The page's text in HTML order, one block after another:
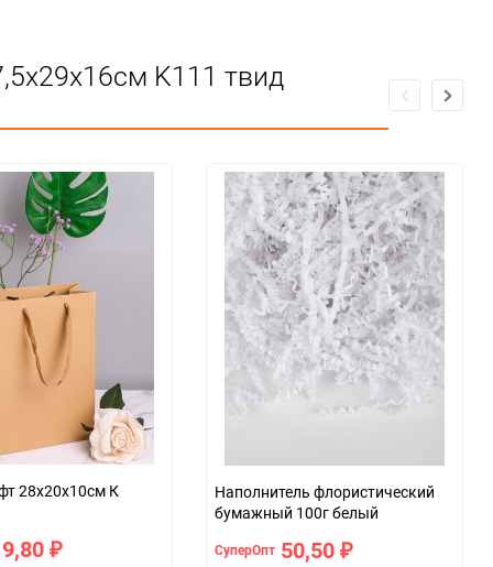
K111 твид
28х20х10см К
₽
Наполнитель флористический
бумажный 100г белый
СуперОпт 50,50 ₽